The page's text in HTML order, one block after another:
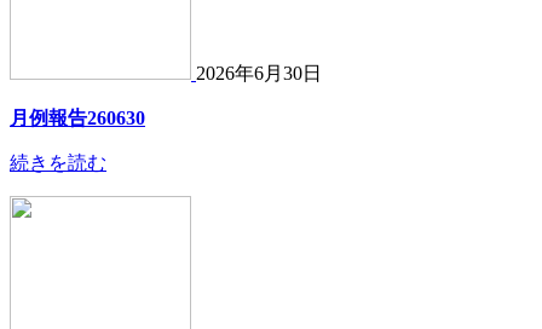
2026年6月30日
月例報告260630
続きを読む